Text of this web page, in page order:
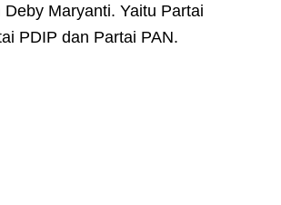
Maryanti. Yaitu Partai
PDIP dan Partai PAN.